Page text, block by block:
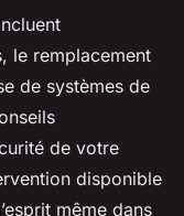
le remplacement
de systèmes de
de votre
disponible
même dans